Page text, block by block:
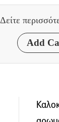
Δείτε
Add